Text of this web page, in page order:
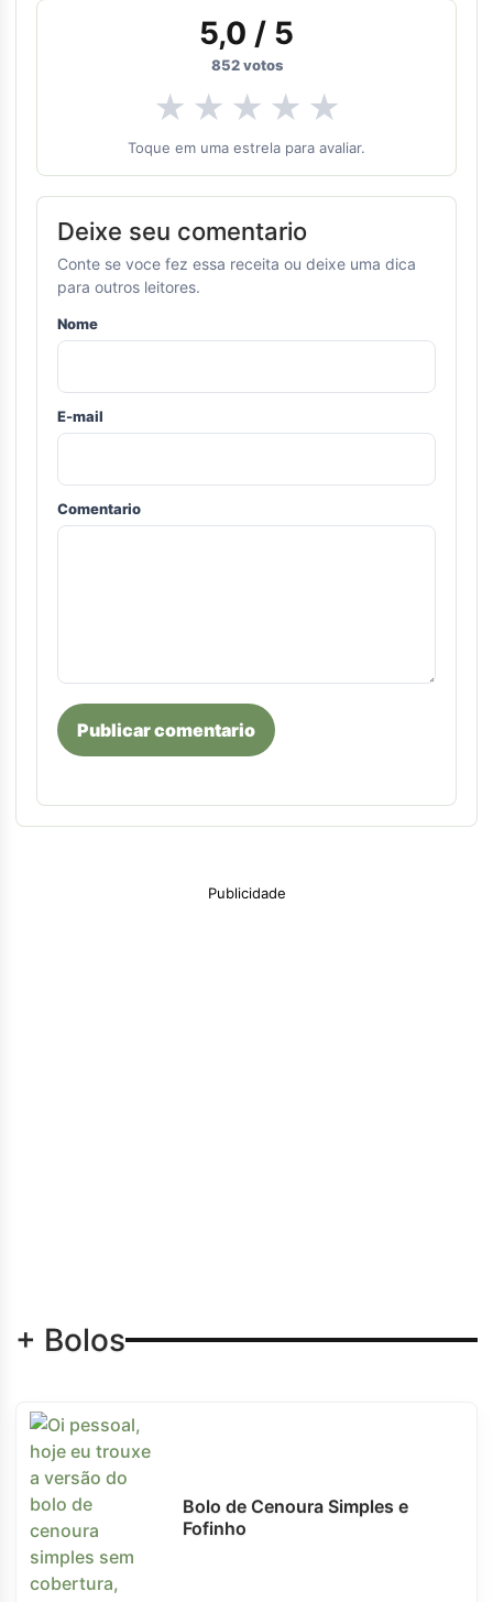
5,0 / 5
852votos
★ ★ ★ ★ ★
Toque em uma estrela para avaliar.
Deixe seu comentario
Conte se voce fez essa receita ou deixe uma dica
para outros leitores.
Nome
E-mail
Comentario
Publicar comentario
Publicidade
+ Bolos
Bolo de Cenoura Simples e
Fofinho